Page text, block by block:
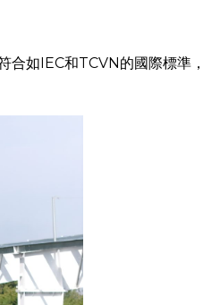
合如IEC和TCVN的國際標準